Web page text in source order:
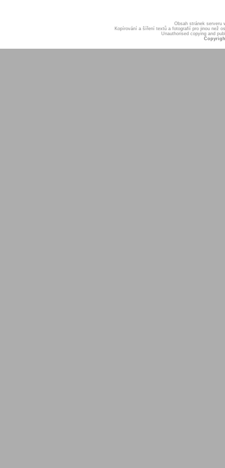
Obsah stránek serveru
Kopírování a šíření textů a fotografií pro jinou než
Unauthorised copying and